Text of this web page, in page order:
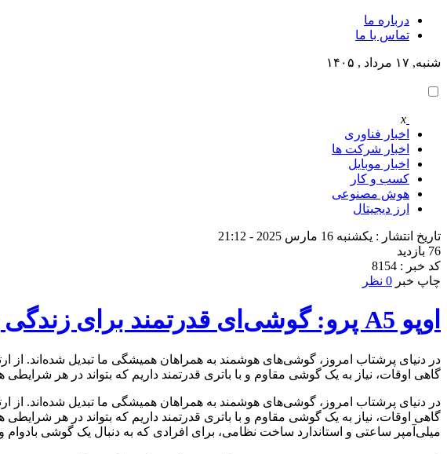
درباره ما
تماس با ما
شنبه, ۱۷ مرداد , ۱۴۰۵
x
اخبار فناوری
اخبار شرکت ها
اخبار موبایل
کسب و کار
هوش مصنوعی
ارز دیجیتال
تاریخ انتشار : یکشنبه 16 مارس 2025 - 21:12
76 بازدید
کد خبر : 8154
چاپ خبر 0 نظر
اوپو A5 پرو: گوشی‌ای قدرتمند برای زندگی پرماجرا!
در دنیای پرشتاب امروز، گوشی‌های هوشمند به همراهان همیشگی ما تبدیل شده‌اند. از
گاهی اوقات، نیاز به یک گوشی مقاوم و با باتری قدرتمند داریم که بتواند در هر شرایطی
در دنیای پرشتاب امروز، گوشی‌های هوشمند به همراهان همیشگی ما تبدیل شده‌اند. از
میلی‌آمپر ساعتی و استاندارد ساخت نظامی، برای افرادی که به دنبال یک گوشی بادوام